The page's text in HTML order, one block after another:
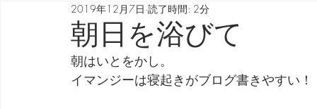
弦交換の記録 DTM 始める 知っておきたいコト
Imanjy Studio 使われているモノ 食べんじーの美味
朝日を浴びて
2019年12月7日 読了時間: 2分
朝はいとをかし。
イマンジーは寝起きがブログ書きやすい！